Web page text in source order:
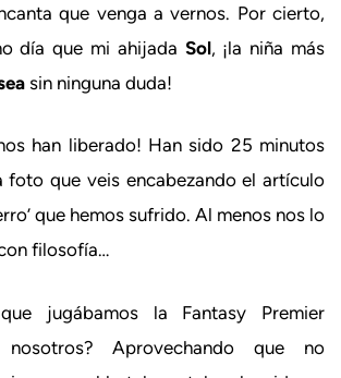
que venga a vernos. Por cierto,
día que mi ahijada Sol, ¡la niña más
sin ninguna duda!
han liberado! Han sido 25 minutos
foto que veis encabezando el artículo
que hemos sufrido. Al menos nos lo
filosofía…
jugábamos la Fantasy Premier
Aprovechando que no